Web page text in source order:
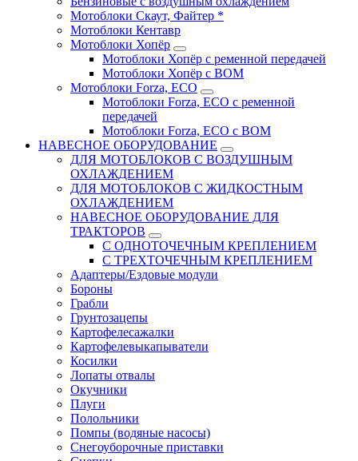
Мотоблоки Скаут, Файтер *
Мотоблоки Кентавр
Мотоблоки Хопёр
Мотоблоки Хопёр с ременной передачей
Мотоблоки Хопёр с ВОМ
Мотоблоки Forza, ECO
Мотоблоки Forza, ЕСО с ременной
передачей
Мотоблоки Forza, ЕСО с ВОМ
НАВЕСНОЕ ОБОРУДОВАНИЕ
ДЛЯ МОТОБЛОКОВ С ВОЗДУШНЫМ
ОХЛАЖДЕНИЕМ
ДЛЯ МОТОБЛОКОВ С ЖИДКОСТНЫМ
ОХЛАЖДЕНИЕМ
НАВЕСНОЕ ОБОРУДОВАНИЕ ДЛЯ
ТРАКТОРОВ
С ОДНОТОЧЕЧНЫМ КРЕПЛЕНИЕМ
С ТРЕХТОЧЕЧНЫМ КРЕПЛЕНИЕМ
Адаптеры/Ездовые модули
Бороны
Грабли
Грунтозацепы
Картофелесажалки
Картофелевыкапыватели
Косилки
Лопаты отвалы
Окучники
Плуги
Полольники
Помпы (водяные насосы)
Снегоуборочные приставки